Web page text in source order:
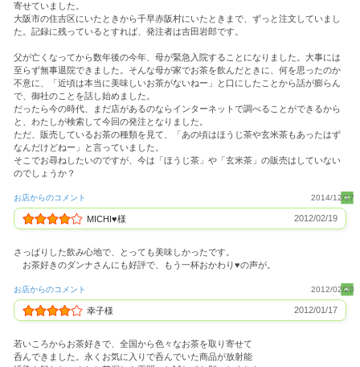
寄せていました。
大阪市の住吉区にいたときから千早赤阪村にいたときまで、ずっと注文していまし
た。記録に残っているとすれば、発注者は吉田岩郎です。
父が亡くなってから数年後の今年、母が緊急入院することになりました。大事には
至らず無事退院できました。そんな母が家でお茶を飲んだときに、何を思ったのか
不意に、「近頃は本当に美味しいお茶がないねー」と口にしたことから話が膨らん
で、御社のことを話し始めました。
だったら今の時代、まだ店があるのならインターネットで調べることができるから
と、わたしが検索して今回の発注となりました。
ただ、販売しているお茶の種類を見て、「あの頃はほうじ茶や玄米茶もあったはず
なんだけどねー」と言っていました。
そこでお尋ねしたいのですが、今は「ほうじ茶」や「玄米茶」の販売はしていない
のでしょうか？
お店からのコメント 2014/12/17
MICHI♥様 2012/02/19
さっぱりした飲み心地で、とっても美味しかったです。
お茶好きのダンナさんにも好評で、もう一杯おかわり♥の声が。
お店からのコメント 2012/02/20
幸子様 2012/01/17
若いころからお茶好きで、全国から色々なお茶を取り寄せて
呑んできました。永くお気に入りで呑んでいた商品が放射能